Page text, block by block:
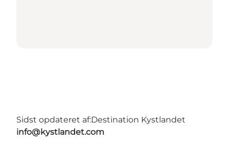
Sidst opdateret af:Destination Kystlandet
info@kystlandet.com